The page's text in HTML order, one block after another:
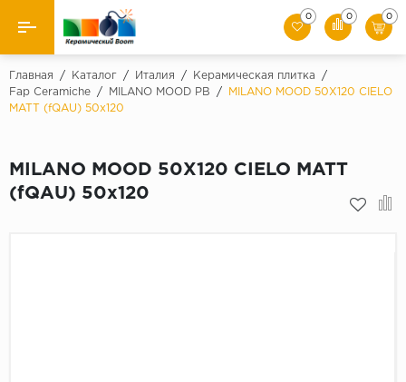
Назад
Производители
Керамогранит
0 0 0
Главная / Каталог / Италия / Керамическая плитка
/
Fap Ceramiche
/ MILANO MOOD PB /
MILANO MOOD 50X120 CIELO
MATT (fQAU) 50х120
MILANO MOOD 50X120 CIELO MATT
(fQAU) 50х120